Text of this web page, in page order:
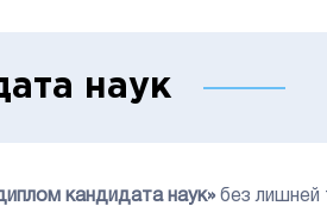
наук
кандидата наук»без лишней